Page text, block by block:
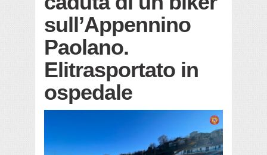
sull’Appennino
Paolano.
Elitrasportato in
ospedale